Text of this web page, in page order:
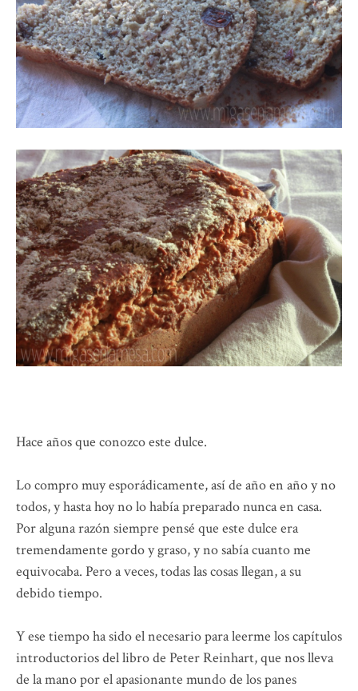
Hace años que conozco este dulce.
Lo compro muy esporádicamente, así de año en año y no
todos, y hasta hoy no lo había preparado nunca en casa.
Por alguna razón siempre pensé que este dulce era
tremendamente gordo y graso, y no sabía cuanto me
equivocaba. Pero a veces, todas las cosas llegan, a su
debido tiempo.
Y ese tiempo ha sido el necesario para leerme los capítulos
introductorios del libro de Peter Reinhart, que nos lleva
de la mano por el apasionante mundo de los panes